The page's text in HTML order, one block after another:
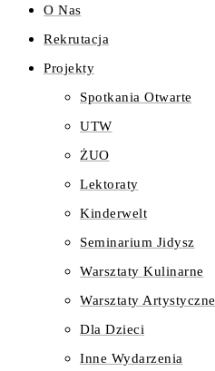
O Nas
Rekrutacja
Projekty
Spotkania Otwarte
UTW
ŻUO
Lektoraty
Kinderwelt
Seminarium Jidysz
Warsztaty Kulinarne
Warsztaty Artystyczne
Dla Dzieci
Inne Wydarzenia